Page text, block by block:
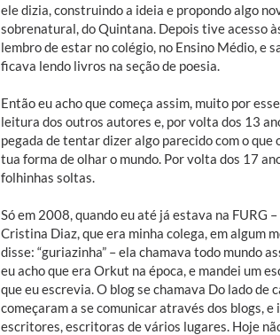
ele dizia, construindo a ideia e propondo algo
sobrenatural, do Quintana. Depois tive acesso
lembro de estar no colégio, no Ensino Médio, e
ficava lendo livros na seção de poesia.
Então eu acho que começa assim, muito por
leitura dos outros autores e, por volta dos 13
pegada de tentar dizer algo parecido com o
tua forma de olhar o mundo. Por volta dos 17
folhinhas soltas.
Só em 2008, quando eu até já estava na FURG
Cristina Diaz, que era minha colega, em algum
disse: “guriazinha” – ela chamava todo mundo
eu acho que era Orkut na época, e mandei um
que eu escrevia. O blog se chamava Do lado de
começaram a se comunicar através dos blogs,
escritores, escritoras de vários lugares. Hoje